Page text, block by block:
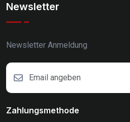
Newsletter
Newsletter Anmeldung
Zahlungsmethode